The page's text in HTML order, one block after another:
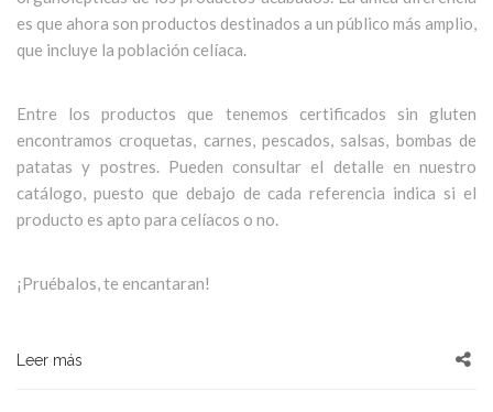
es que ahora son productos destinados a un público más amplio,
que incluye la población celíaca.
Entre los productos que tenemos certificados sin gluten
encontramos croquetas, carnes, pescados, salsas, bombas de
patatas y postres. Pueden consultar el detalle en nuestro
catálogo, puesto que debajo de cada referencia indica si el
producto es apto para celíacos o no.
¡Pruébalos, te encantaran!
Leer más